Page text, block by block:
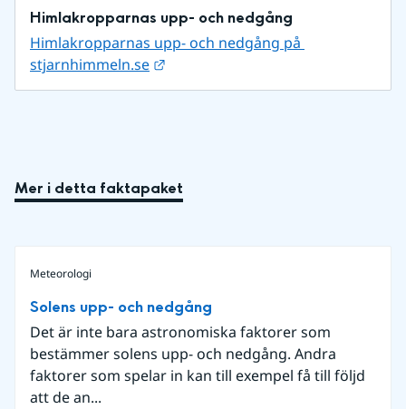
Himlakropparnas upp- och nedgång
Himlakropparnas upp- och nedgång på
stjarnhimmeln.se
Mer i detta faktapaket
Meteorologi
Solens upp- och nedgång
Det är inte bara astronomiska faktorer som
bestämmer solens upp- och nedgång. Andra
faktorer som spelar in kan till exempel få till följd
att de an...